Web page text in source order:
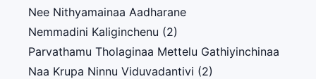
Nee Nithyamainaa Aadharane
Nemmadini Kaliginchenu (2)
Parvathamu Tholaginaa Mettelu Gathiyinchinaa
Naa Krupa Ninnu Viduvadantivi (2)